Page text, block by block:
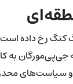
رخ داده
به
و سیاست‌های